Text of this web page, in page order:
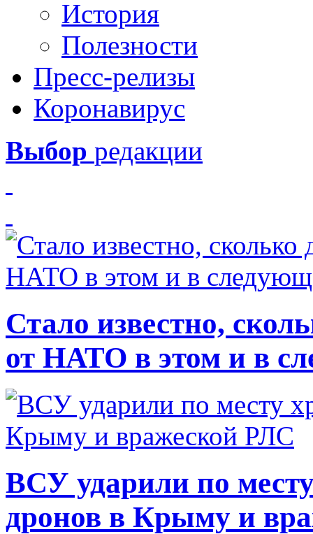
История
Полезности
Пресс-релизы
Коронавирус
Выбор редакции
Стало известно,
от НАТО в этом и в
ВСУ ударили по
дронов в Крыму и